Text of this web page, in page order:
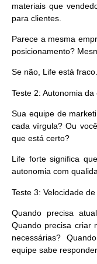
materiais que
para clientes.
Parece a mesma
posicionamento?
Se não, Life está fraco.
Teste 2: Autonomia da
Sua equipe de
cada vírgula? Ou
que está certo?
Life forte significa
autonomia com
Teste 3: Velocidade
Quando precisa
Quando precisa criar
necessárias?
equipe sabe